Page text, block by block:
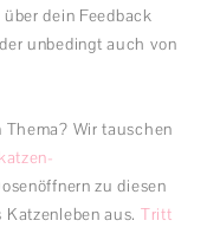
dein Feedback
unbedingt auch von
Thema? Wir tauschen
zu diesen
aus. Tritt